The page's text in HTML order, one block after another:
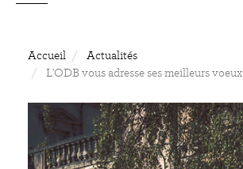
Accueil
Actualités
L'ODB vous adresse ses meilleurs voeux